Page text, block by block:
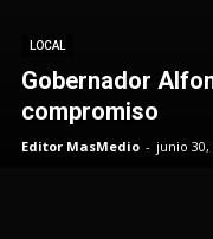
LOCAL
Gobernador
compromiso
Editor MasMedio - junio 30,